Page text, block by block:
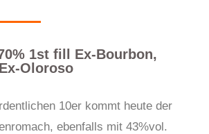
1st fill Ex-Bourbon,
Oloroso
10er kommt heute der
ebenfalls mit 43%vol.